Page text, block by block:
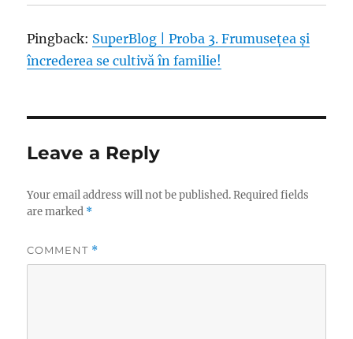
Pingback: SuperBlog | Proba 3. Frumusețea și
încrederea se cultivă în familie!
Leave a Reply
Your email address will not be published. Required fields
are marked *
COMMENT *